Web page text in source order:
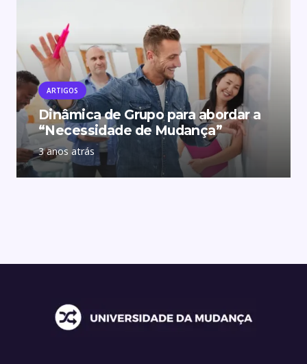
ARTIGOS
Dinâmica de Grupo para abordar a
“Necessidade de Mudança”
3 anos atrás